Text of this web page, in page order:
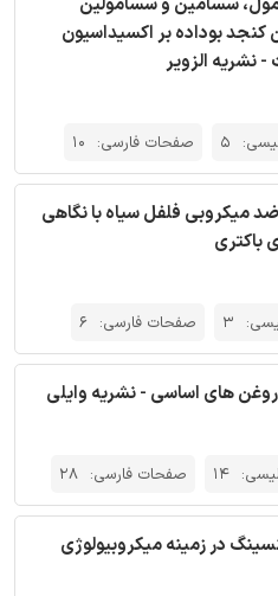
سسامین و سسامولین
کنجد بوداده بر اکسیداسیون
- نشریه الزویر
5 صفحات فارسی: 10
میکروبی فلفل سیاه با نگاهی
باکتری
3 صفحات فارسی: 6
روغن های اساسی - نشریه وایلی
14 صفحات فارسی: 28
در زمینه میکروبیولوژی